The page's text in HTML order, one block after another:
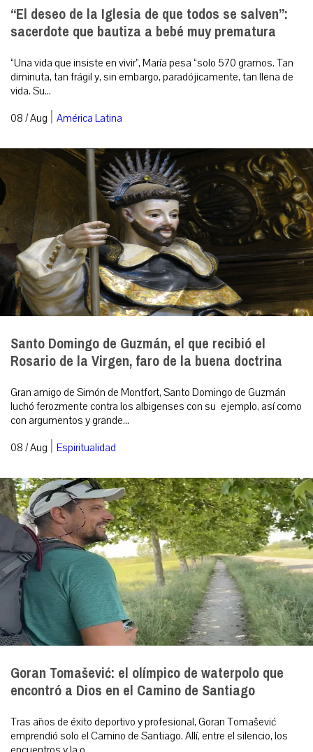
“El deseo de la Iglesia de que todos se salven”:
sacerdote que bautiza a bebé muy prematura
“Una vida que insiste en vivir”, María pesa “solo 570 gramos. Tan
diminuta, tan frágil y, sin embargo, paradójicamente, tan llena de
vida. Su...
08 / Aug | América Latina
Santo Domingo de Guzmán, el que recibió el
Rosario de la Virgen, faro de la buena doctrina
Gran amigo de Simón de Montfort, Santo Domingo de Guzmán
luchó ferozmente contra los albigenses con su ejemplo, así como
con argumentos y grande...
08 / Aug | Espiritualidad
Goran Tomašević: el olímpico de waterpolo que
encontró a Dios en el Camino de Santiago
Tras años de éxito deportivo y profesional, Goran Tomašević
emprendió solo el Camino de Santiago. Allí, entre el silencio, los